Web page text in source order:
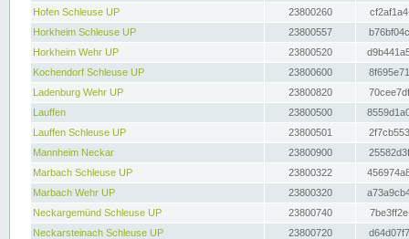
Hofen Schleuse UP
23800260
Horkheim Schleuse UP
23800557
Horkheim Wehr UP
23800520
Kochendorf Schleuse UP
23800600
Ladenburg Wehr UP
23800820
Lauffen
23800500
Lauffen Schleuse UP
23800501
Mannheim Neckar
23800900
Marbach Schleuse UP
23800322
Marbach Wehr UP
23800320
Neckargemünd Schleuse UP
23800740
Neckarsteinach Schleuse UP
23800720